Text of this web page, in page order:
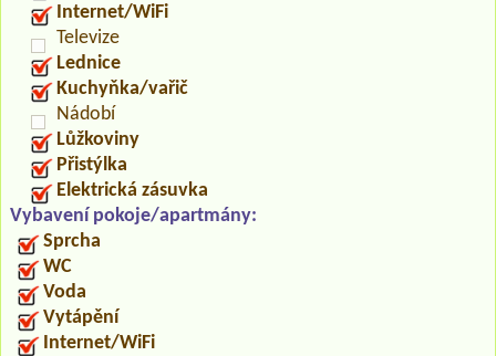
Internet/WiFi
Televize
Lednice
Kuchyňka/vařič
Nádobí
Lůžkoviny
Přistýlka
Elektrická zásuvka
Vybavení pokoje/apartmány:
Sprcha
WC
Voda
Vytápění
Internet/WiFi